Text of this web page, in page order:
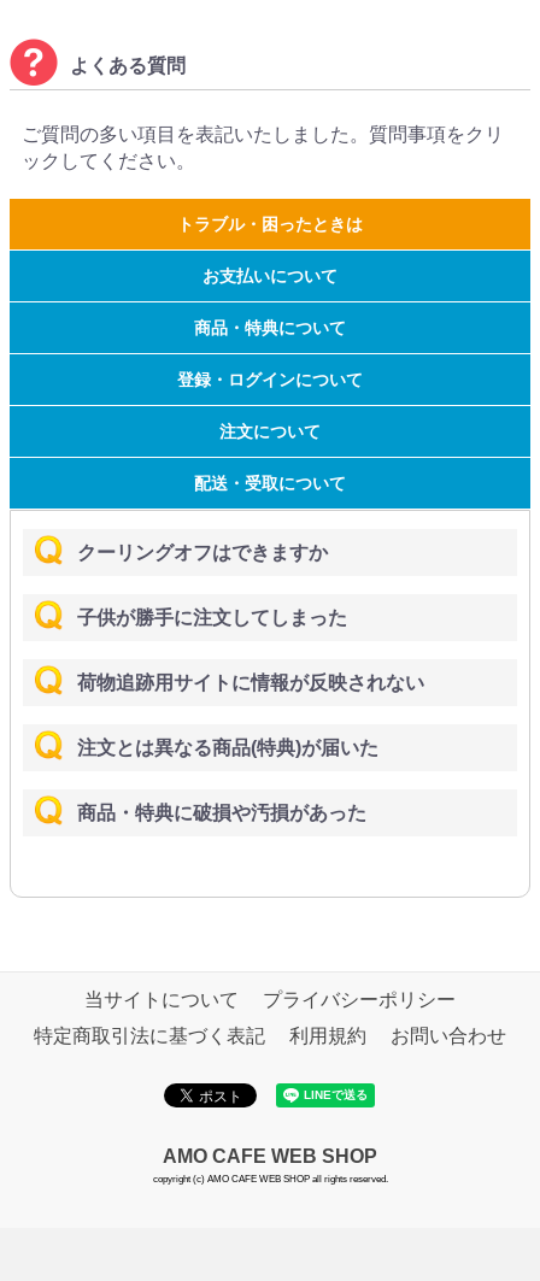
よくある質問
ご質問の多い項目を表記いたしました。質問事項をクリ
ックしてください。
トラブル・困ったときは
お支払いについて
商品・特典について
登録・ログインについて
注文について
配送・受取について
クーリングオフはできますか
子供が勝手に注文してしまった
荷物追跡用サイトに情報が反映されない
注文とは異なる商品(特典)が届いた
商品・特典に破損や汚損があった
当サイトについて
プライバシーポリシー
特定商取引法に基づく表記
利用規約 お問い合わせ
AMO CAFE WEB SHOP
copyright (c) AMO CAFE WEB SHOP all rights reserved.